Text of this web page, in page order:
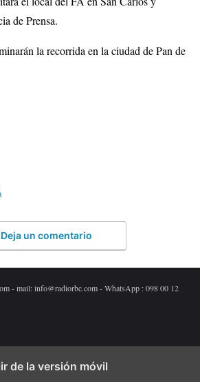
de Prensa.
la recorrida en la ciudad de Pan de
Deja un comentario
- mail: info@radiorbc.com - WhatsApp : 098 00 12
de la versión móvil